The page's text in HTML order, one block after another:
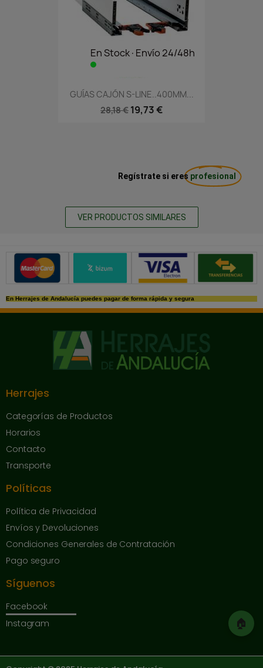
🏠
En Stock·Envío 24/48h
GUÍAS CAJÓN S-LINE..400MM...
28,18 € 19,73 €
Regístrate si eres profesional
VER PRODUCTOS SIMILARES
Métodos de pago seguros
En Herrajes de Andalucía puedes pagar de forma rápida y segura
Herrajes
Categorías de Productos
Horarios
Contacto
Transporte
Políticas
Política de Privacidad
Envíos y Devoluciones
Condiciones Generales de Contratación
Pago seguro
Síguenos
Facebook
Instagram